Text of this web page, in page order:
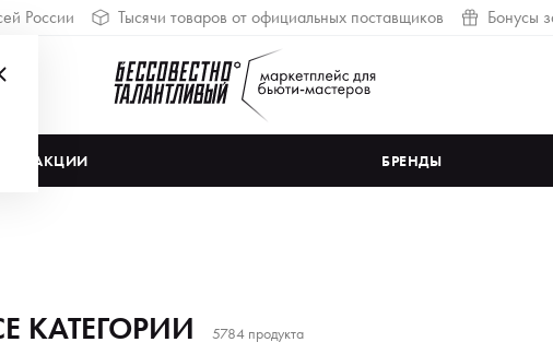
России Тысячи товаров от официальных поставщиков Бонусы
АКЦИИ БРЕНДЫ
КАТЕГОРИИ 5784 продукта